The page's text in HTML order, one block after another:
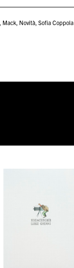
Mack, Novità, Sofia Coppola